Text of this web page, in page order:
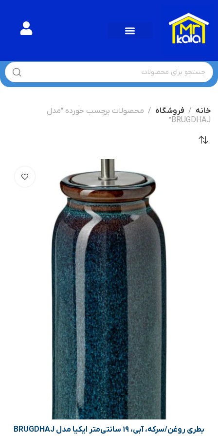
خانه فروشگاه
محصولات برچسب خورده “مدل
BRUGDHAJ”
بطری روغن/سرکه، آبی، ۱۹ سانتی‌متر ایکیا مدل BRUGDHAJ